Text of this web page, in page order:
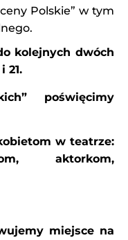
Polskie” w tym
kolejnych dwóch
21.
poświęcimy
w teatrze:
aktorkom,
miejsce na